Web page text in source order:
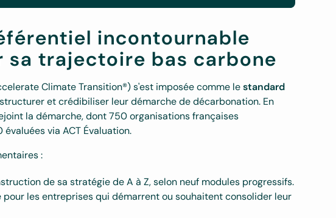
incontournable
trajectoire bas carbone
Climate Transition®) s'est imposée comme lestandard
et crédibiliser leur démarche de décarbonation. En
la démarche, dont 750 organisations françaises
via ACT Évaluation.
:
de sa stratégie de A à Z, selon neuf modules progressifs.
les entreprises qui démarrent ou souhaitent consolider leur